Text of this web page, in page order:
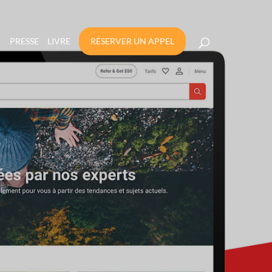
PRESSE LIVRE RÉSERVER UN APPEL